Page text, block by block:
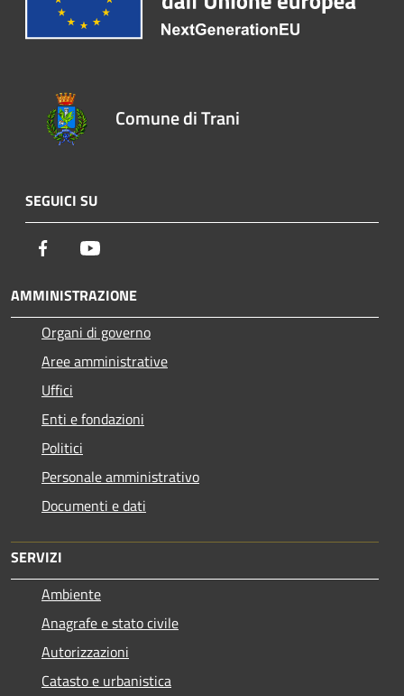
Comune di Trani
SEGUICI SU
Facebook
AMMINISTRAZIONE
Organi di governo
Aree amministrative
Uffici
Enti e fondazioni
Politici
Personale amministrativo
Documenti e dati
SERVIZI
Ambiente
Anagrafe e stato civile
Autorizzazioni
Catasto e urbanistica